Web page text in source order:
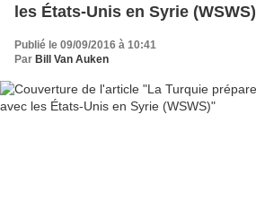
les États-Unis en Syrie (WSWS)
Publié le 09/09/2016 à 10:41
Par Bill Van Auken